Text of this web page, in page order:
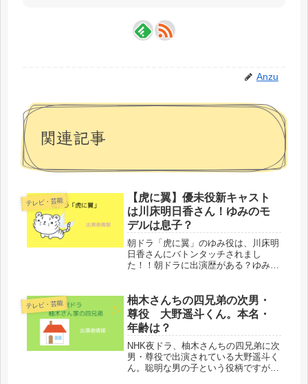
Anzu
関連記事
テレビ・芸能
【虎に翼】優未役新キャスト
は川床明日香さん！ゆみのモ
デルは息子？
朝ドラ「虎に翼」のゆみ役は、川床明
日香さんにバトンタッチされまし
た！！朝ドラに出演歴がある？ゆみ役
テレビ・芸能
柚木さんちの四兄弟の次男・
尊役 大野遥斗くん。本名・
年齢は？
NHK夜ドラ、柚木さんちの四兄弟に次
男・尊役で出演されている大野遥斗く
ん。聡明な男の子という役柄ですが、